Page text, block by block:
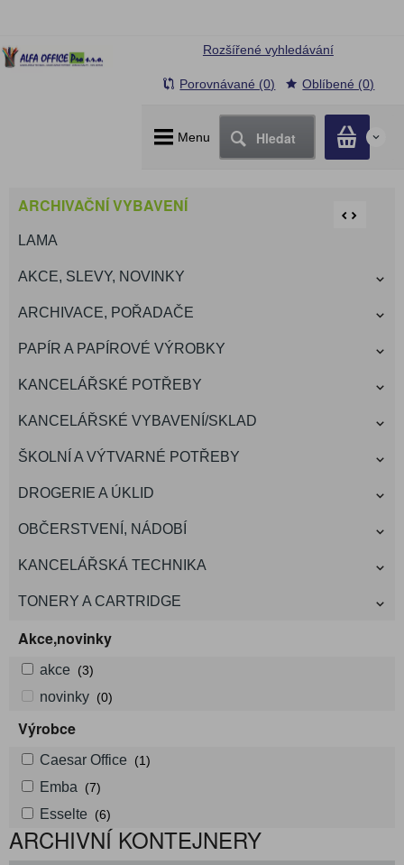
Menu Hledat 0
Rozšířené vyhledávání
Porovnávané (0) Oblíbené (0)
ARCHIVAČNÍ VYBAVENÍ
LAMA
AKCE, SLEVY, NOVINKY
ARCHIVACE, POŘADAČE
PAPÍR A PAPÍROVÉ VÝROBKY
KANCELÁŘSKÉ POTŘEBY
KANCELÁŘSKÉ VYBAVENÍ/SKLAD
ŠKOLNÍ A VÝTVARNÉ POTŘEBY
DROGERIE A ÚKLID
OBČERSTVENÍ, NÁDOBÍ
KANCELÁŘSKÁ TECHNIKA
TONERY A CARTRIDGE
Akce,novinky
akce (3)
novinky (0)
Výrobce
Caesar Office (1)
Emba (7)
Esselte (6)
ARCHIVNÍ KONTEJNERY